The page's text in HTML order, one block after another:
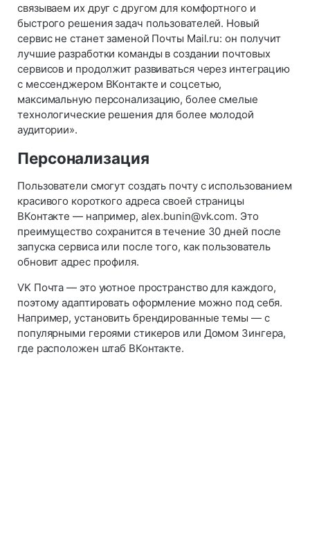
связываем их друг с другом для комфортного и
быстрого решения задач пользователей. Новый
сервис не станет заменой Почты Mail.ru: он получит
лучшие разработки команды в создании почтовых
сервисов и продолжит развиваться через интеграцию
с мессенджером ВКонтакте и соцсетью,
максимальную персонализацию, более смелые
технологические решения для более молодой
аудитории».
Персонализация
Пользователи смогут создать почту с использованием
красивого короткого адреса своей страницы
ВКонтакте — например, alex.bunin@vk.com. Это
преимущество сохранится в течение 30 дней после
запуска сервиса или после того, как пользователь
обновит адрес профиля.
VK Почта — это уютное пространство для каждого,
поэтому адаптировать оформление можно под себя.
Например, установить брендированные темы — с
популярными героями стикеров или Домом Зингера,
где расположен штаб ВКонтакте.